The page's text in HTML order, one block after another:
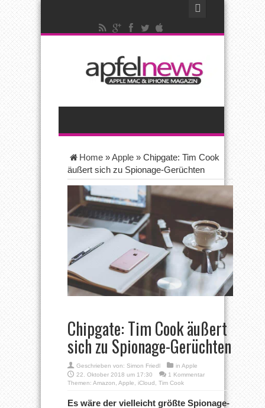
Home »Apple » Chipgate: Tim Cook
äußert sich zu Spionage-Gerüchten
Chipgate: Tim Cook äußert
sich zu Spionage-Gerüchten
Geschrieben von: Simon Friedl in Apple
22. Oktober 2018 um 17:30
1 Kommentar
Themen: Amazon Apple iCloud Tim Cook
Es wäre der vielleicht größte Spionage-